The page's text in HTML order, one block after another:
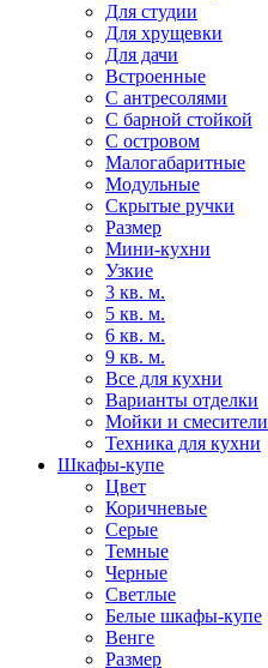
Для студии
Для хрущевки
Для дачи
Встроенные
С антресолями
С барной стойкой
С островом
Малогабаритные
Модульные
Скрытые ручки
Размер
Мини-кухни
Узкие
3 кв. м.
5 кв. м.
6 кв. м.
9 кв. м.
Все для кухни
Варианты отделки
Мойки и смесители
Техника для кухни
Шкафы-купе
Цвет
Коричневые
Серые
Темные
Черные
Светлые
Белые шкафы-купе
Венге
Размер